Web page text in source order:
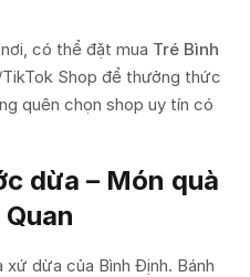
có thể đặt mua Tré Bình
Shop để thưởng thức
quên chọn shop uy tín có
dừa – Món quà
xứ dừa của Bình Định. Bánh